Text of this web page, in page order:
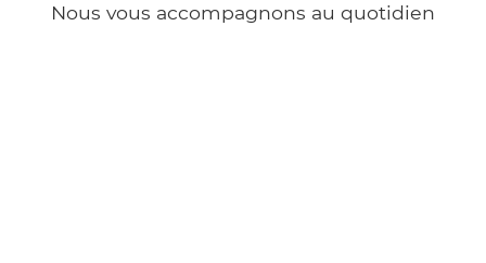
Nous vous accompagnons au quotidien